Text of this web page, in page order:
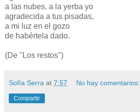
a las nubes, a la yerba yo
agradecida a tus pisadas,
a mi luz en el gozo
de habértela dado.
(De "Los restos")
Sofía Serra at 7:57 No hay comentarios:
Compartir